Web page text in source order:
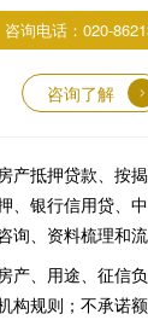
咨询电话：020-
咨询了解
产抵押贷款、按
、银行信用贷、
询、资料梳理和流
产、用途、征信
构规则；不承诺